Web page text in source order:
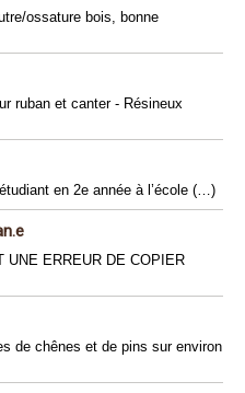
ossature bois, bonne
ruban et canter - Résineux
en 2e année à l’école (…)
UNE ERREUR DE COPIER
de chênes et de pins sur environ